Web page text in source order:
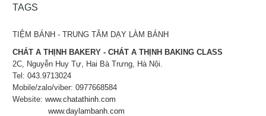
TAGS
TIỆM BÁNH - TRUNG TÂM DẠY LÀM BÁNH
CHÁT A THỊNH BAKERY - CHÁT A THỊNH BAKING CLASS
2C, Nguyễn Huy Tự, Hai Bà Trưng, Hà Nội.
Tel: 043.9713024
Mobile/zalo/viber: 0977668584
Website:www.chatathinh.com
www.daylambanh.com